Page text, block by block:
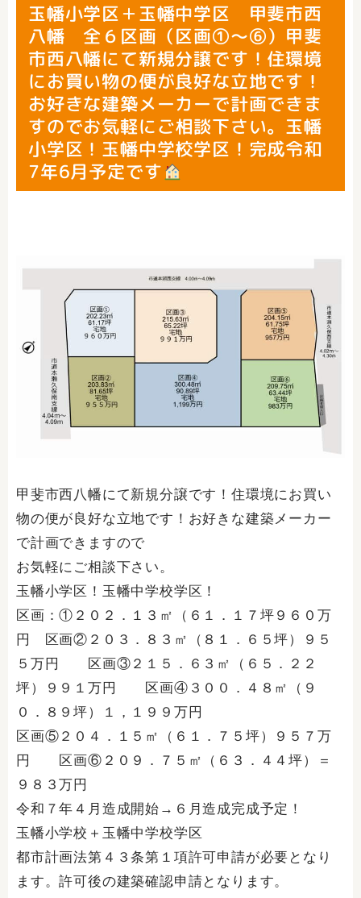
玉幡小学区＋玉幡中学区 甲斐市西
八幡 全６区画（区画①～⑥）甲斐
市西八幡にて新規分譲です！住環境
にお買い物の便が良好な立地です！
お好きな建築メーカーで計画できま
すのでお気軽にご相談下さい。玉幡
小学区！玉幡中学校学区！完成令和
7年6月予定です
甲斐市西八幡にて新規分譲です！住環境にお買い
物の便が良好な立地です！お好きな建築メーカー
で計画できますので
お気軽にご相談下さい。
玉幡小学区！玉幡中学校学区！
区画：①２０２．１３㎡（６１．１７坪９６０万
円 区画②２０３．８３㎡（８１．６５坪）９５
５万円 区画③２１５．６３㎡（６５．２２
坪）９９１万円 区画④３００．４８㎡（９
０．８９坪）１，１９９万円
区画⑤２０４．１５㎡（６１．７５坪）９５７万
円 区画⑥２０９．７５㎡（６３．４４坪）＝
９８３万円
令和７年４月造成開始→６月造成完成予定！
玉幡小学校＋玉幡中学校学区
都市計画法第４３条第１項許可申請が必要となり
ます。許可後の建築確認申請となります。